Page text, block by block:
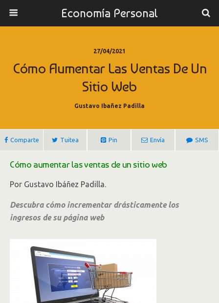
Economía Personal
27/04/2021
Cómo Aumentar Las Ventas De Un
Sitio Web
Gustavo Ibañez Padilla
Comparte Tuitea Pin Envía SMS
Cómo aumentar las ventas de un sitio web
Por Gustavo Ibáñez Padilla.
Descubra cómo incrementar drásticamente los
ingresos de su página web